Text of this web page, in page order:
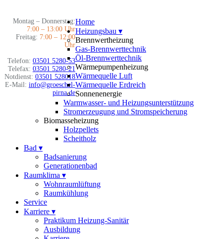
Montag – Donnerstag:
7:00 – 13:00 Uhr
Freitag: 7:00 – 12:00
Uhr
Telefon: 03501 5280-53
Telefax: 03501 5280-21
Notdienst: 03501 528018
E-Mail: info@groeschel-
pirna.de
Home
Heizungsbau ▾
Brennwertheizung
Gas-Brennwerttechnik
Öl-Brennwerttechnik
Wärmepumpenheizung
Wärmequelle Luft
Wärmequelle Erdreich
Sonnenenergie
Warmwasser- und Heizungsunterstützung
Stromerzeugung und Stromspeicherung
Biomasseheizung
Holzpellets
Scheitholz
Bad ▾
Badsanierung
Generationenbad
Raumklima ▾
Wohnraumlüftung
Raumkühlung
Service
Karriere ▾
Praktikum Heizung-Sanitär
Ausbildung